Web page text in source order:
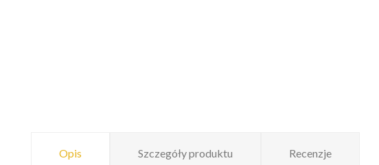
Opis Szczegóły produktu Recenzje